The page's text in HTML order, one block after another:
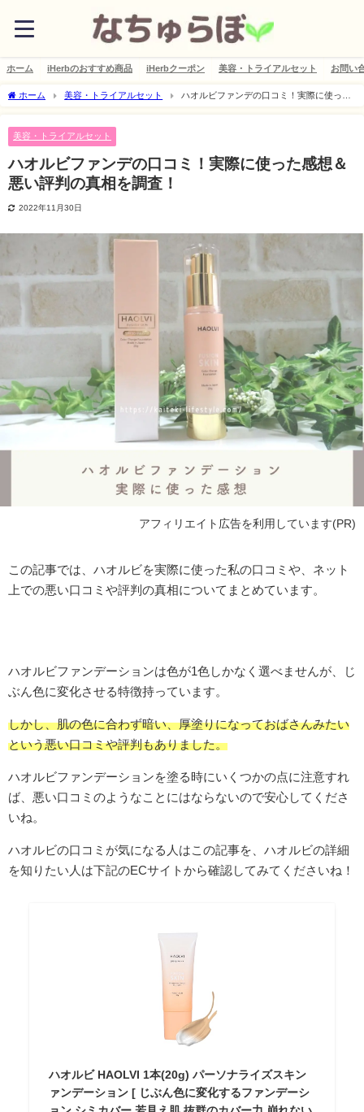
ホーム iHerbのおすすめ商品 iHerbクーポン 美容・トライアルセット お問い
ホーム 美容・トライアルセット
ハオルビファンデの口コミ！実際に使った
美容・トライアルセット
ハオルビファンデの口コミ！実際に使った感想＆
悪い評判の真相を調査！
2022年11月30日
アフィリエイト広告を利用しています(PR)
この記事では、ハオルビを実際に使った私の口コミや、ネット
上での悪い口コミや評判の真相についてまとめています。
ハオルビファンデーションは色が1色しかなく選べませんが、じ
ぶん色に変化させる特徴持っています。
しかし、肌の色に合わず暗い、厚塗りになっておばさんみたい
という悪い口コミや評判もありました。
ハオルビファンデーションを塗る時にいくつかの点に注意すれ
ば、悪い口コミのようなことにはならないので安心してくださ
いね。
ハオルビの口コミが気になる人はこの記事を、ハオルビの詳細
を知りたい人は下記のECサイトから確認してみてくださいね！
ハオルビ HAOLVI 1本(20g) パーソナライズスキン
ァンデーション [ じぶん色に変化するファンデーシ